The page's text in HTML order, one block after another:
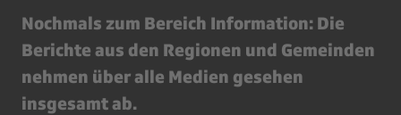
Nochmals zum Bereich Information: Die
Berichte aus den Regionen und Gemeinden
nehmen über alle Medien gesehen
insgesamt ab.